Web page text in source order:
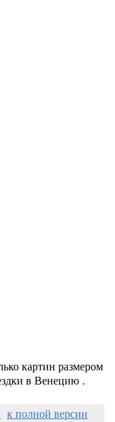
картин размером
в Венецию .
к полной версии